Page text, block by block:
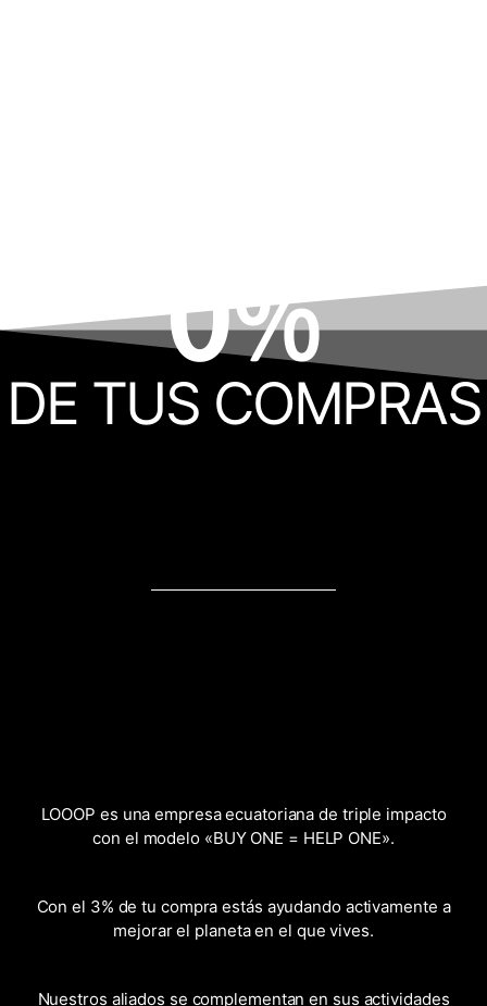
DE TUS COMPRAS
0%
LOOOP es una empresa ecuatoriana de triple impacto
con el modelo «BUY ONE = HELP ONE».
Con el 3% de tu compra estás ayudando activamente a
mejorar el planeta en el que vives.
Nuestros aliados se complementan en sus actividades